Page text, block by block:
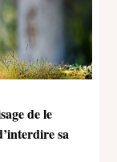
de le
sa